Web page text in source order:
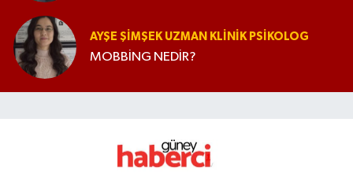
AYŞE ŞIMŞEK UZMAN KLINIK PSIKOLOG
MOBBİNG NEDİR?